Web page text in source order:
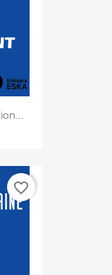
favorite_border